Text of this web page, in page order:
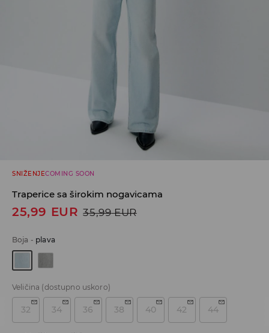
SNIŽENJECOMING SOON
Traperice sa širokim nogavicama
25,99 EUR 35,99 EUR
Boja - plava
Veličina (dostupno uskoro)
32 34 36 38 40 42 44